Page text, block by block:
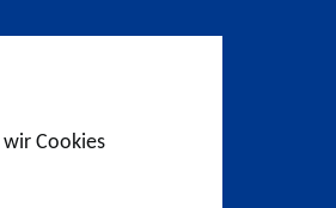
Cookies